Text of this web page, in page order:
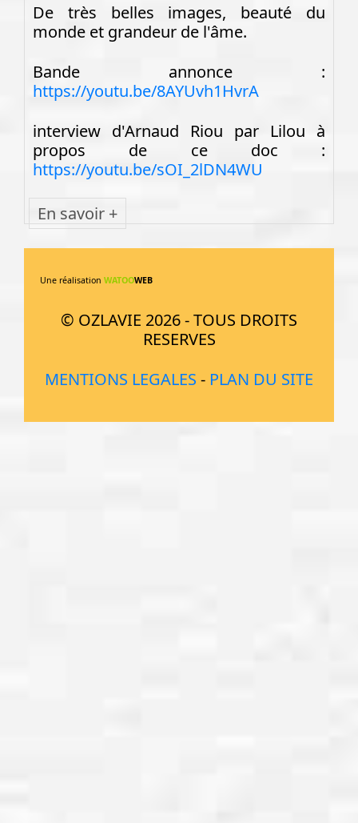
De très belles images, beauté du
monde et grandeur de l'âme.
Bande annonce :
https://youtu.be/8AYUvh1HvrA
interview d'Arnaud Riou par Lilou à
propos de ce doc :
https://youtu.be/sOI_2lDN4WU
En savoir +
Une réalisation WATOOWEB
© OZLAVIE 2026 - TOUS DROITS
RESERVES
MENTIONS LEGALES - PLAN DU SITE